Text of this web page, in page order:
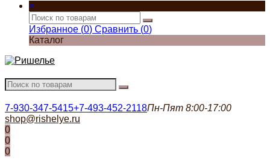
×
Избранное (0) Сравнить (0)
Каталог
7-930-347-5415+7-493-452-2118Пн-Пят 8:00-17:00
shop@rishelye.ru
0
0
0